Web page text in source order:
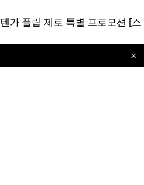
텐가 플립 제로 특별 프로모션 [스
×